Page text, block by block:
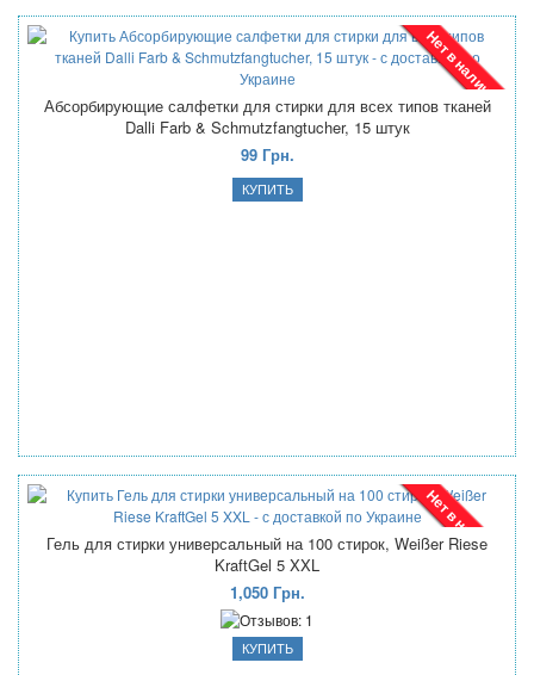
Нет в наличии
Абсорбирующие салфетки для стирки для всех типов тканей
Dalli Farb & Schmutzfangtucher, 15 штук
99 Грн.
Нет в наличии
Гель для стирки универсальный на 100 стирок, Weißer Riese
KraftGel 5 XXL
1,050 Грн.